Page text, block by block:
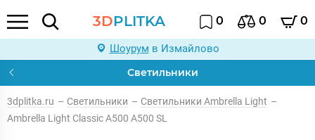
3DPLITKA 0 0 0
Шоурум в Измайлово
Светильники
3dplitka.ru – Светильники – Светильники Ambrella Light –
Ambrella Light Classic A500 A500 SL